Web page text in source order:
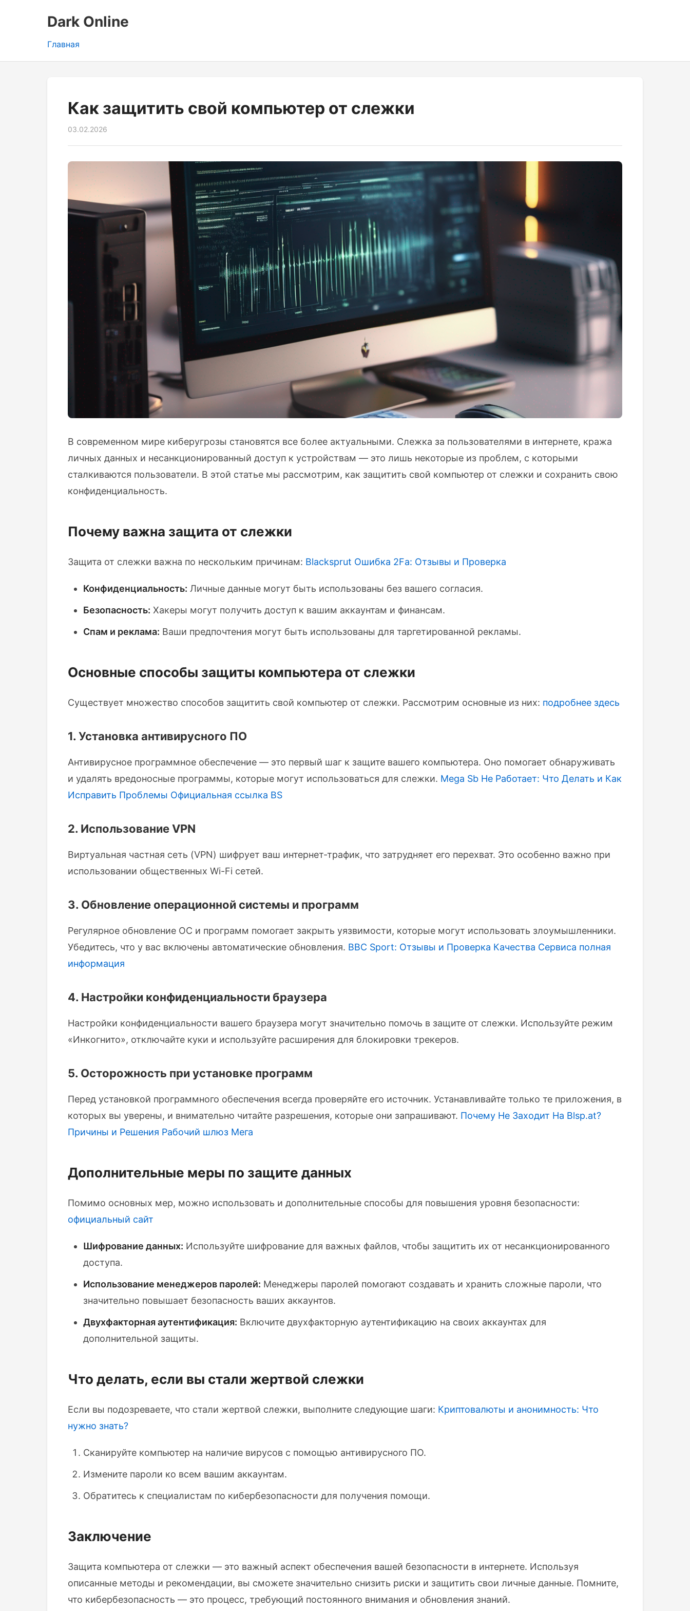
Dark Online
Главная
Как защитить свой компьютер от слежки
03.02.2026
В современном мире киберугрозы становятся все более актуальными. Слежка за пользователями в интернете, кража
личных данных и несанкционированный доступ к устройствам — это лишь некоторые из проблем, с которыми
сталкиваются пользователи. В этой статье мы рассмотрим, как защитить свой компьютер от слежки и сохранить свою
конфиденциальность.
Почему важна защита от слежки
Защита от слежки важна по нескольким причинам: Blacksprut Ошибка 2Fa: Отзывы и Проверка
Конфиденциальность: Личные данные могут быть использованы без вашего согласия.
Безопасность: Хакеры могут получить доступ к вашим аккаунтам и финансам.
Спам и реклама: Ваши предпочтения могут быть использованы для таргетированной рекламы.
Основные способы защиты компьютера от слежки
Существует множество способов защитить свой компьютер от слежки. Рассмотрим основные из них: подробнее здесь
1. Установка антивирусного ПО
Антивирусное программное обеспечение — это первый шаг к защите вашего компьютера. Оно помогает обнаруживать
и удалять вредоносные программы, которые могут использоваться для слежки. Mega Sb Не Работает: Что Делать и Как
Исправить Проблемы Официальная ссылка BS
2. Использование VPN
Виртуальная частная сеть (VPN) шифрует ваш интернет-трафик, что затрудняет его перехват. Это особенно важно при
использовании общественных Wi-Fi сетей.
3. Обновление операционной системы и программ
Регулярное обновление ОС и программ помогает закрыть уязвимости, которые могут использовать злоумышленники.
Убедитесь, что у вас включены автоматические обновления. BBC Sport: Отзывы и Проверка Качества Сервиса полная
информация
4. Настройки конфиденциальности браузера
Настройки конфиденциальности вашего браузера могут значительно помочь в защите от слежки. Используйте режим
«Инкогнито», отключайте куки и используйте расширения для блокировки трекеров.
5. Осторожность при установке программ
Перед установкой программного обеспечения всегда проверяйте его источник. Устанавливайте только те приложения, в
которых вы уверены, и внимательно читайте разрешения, которые они запрашивают. Почему Не Заходит На Blsp.at?
Причины и Решения Рабочий шлюз Мега
Дополнительные меры по защите данных
Помимо основных мер, можно использовать и дополнительные способы для повышения уровня безопасности:
официальный сайт
Шифрование данных: Используйте шифрование для важных файлов, чтобы защитить их от несанкционированного
доступа.
Использование менеджеров паролей: Менеджеры паролей помогают создавать и хранить сложные пароли, что
значительно повышает безопасность ваших аккаунтов.
Двухфакторная аутентификация: Включите двухфакторную аутентификацию на своих аккаунтах для
дополнительной защиты.
Что делать, если вы стали жертвой слежки
Если вы подозреваете, что стали жертвой слежки, выполните следующие шаги: Криптовалюты и анонимность: Что
нужно знать?
Сканируйте компьютер на наличие вирусов с помощью антивирусного ПО.
Измените пароли ко всем вашим аккаунтам.
Обратитесь к специалистам по кибербезопасности для получения помощи.
Заключение
Защита компьютера от слежки — это важный аспект обеспечения вашей безопасности в интернете. Используя
описанные методы и рекомендации, вы сможете значительно снизить риски и защитить свои личные данные. Помните,
что кибербезопасность — это процесс, требующий постоянного внимания и обновления знаний.